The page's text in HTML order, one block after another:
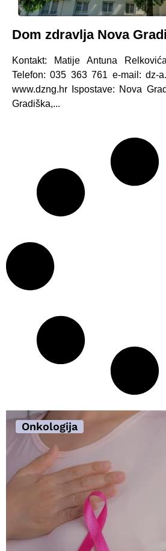
Dom zdravlja Nova
Kontakt: Matije Antuna
Telefon: 035 363 761 e-mail: dz-
www.dzng.hr Ispostave: Nova
Gradiška,...
Onkologija